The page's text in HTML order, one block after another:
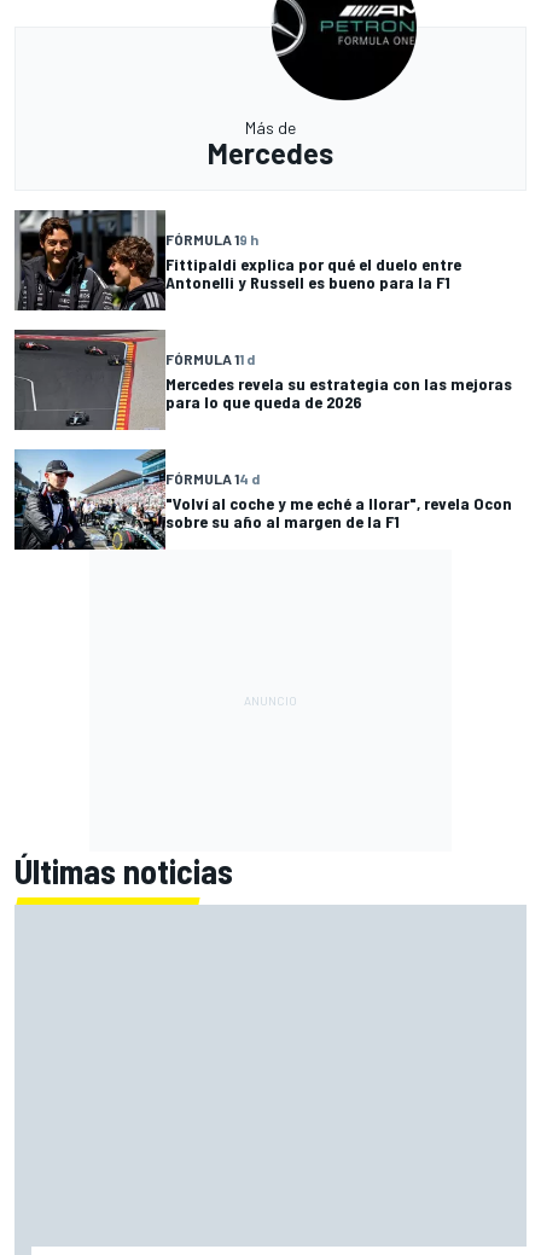
Más de
Mercedes
FÓRMULA 19 h
Fittipaldi explica por qué el duelo entre
Antonelli y Russell es bueno para la F1
FÓRMULA 11 d
Mercedes revela su estrategia con las mejoras
para lo que queda de 2026
FÓRMULA 14 d
"Volví al coche y me eché a llorar", revela Ocon
sobre su año al margen de la F1
Últimas noticias